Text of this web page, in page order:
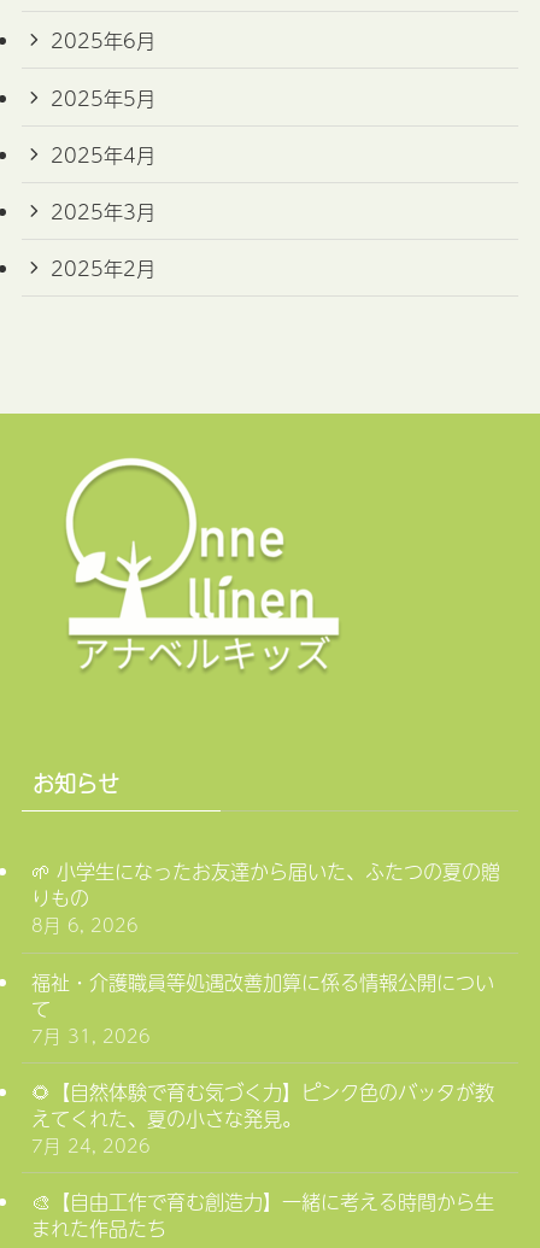
2025年6月
2025年5月
2025年4月
2025年3月
2025年2月
お知らせ
🌱 小学生になったお友達から届いた、ふたつの夏の贈
りもの
8月 6, 2026
福祉・介護職員等処遇改善加算に係る情報公開につい
て
7月 31, 2026
🌻【自然体験で育む気づく力】ピンク色のバッタが教
えてくれた、夏の小さな発見。
7月 24, 2026
🎨【自由工作で育む創造力】一緒に考える時間から生
まれた作品たち